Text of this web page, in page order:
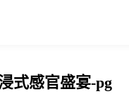
式感官盛宴-pg